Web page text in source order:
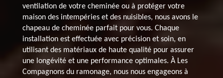
ventilation de votre cheminée ou à protéger votre
maison des intempéries et des nuisibles, nous avons le
chapeau de cheminée parfait pour vous. Chaque
installation est effectuée avec précision et soin, en
utilisant des matériaux de haute qualité pour assurer
une longévité et une performance optimales. À Les
Compagnons du ramonage, nous nous engageons à